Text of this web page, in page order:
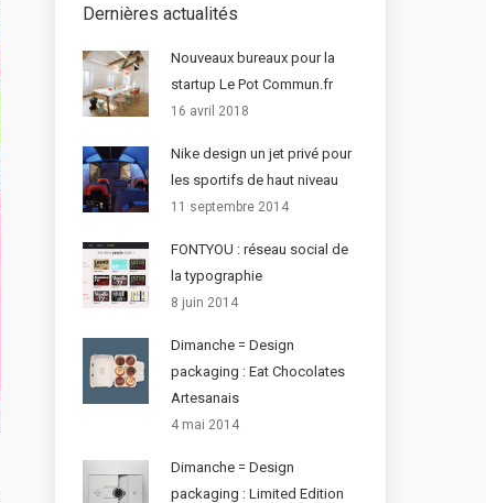
Dernières actualités
Nouveaux bureaux pour la
startup Le Pot Commun.fr
16 avril 2018
Nike design un jet privé pour
les sportifs de haut niveau
11 septembre 2014
FONTYOU : réseau social de
la typographie
8 juin 2014
Dimanche = Design
packaging : Eat Chocolates
Artesanais
4 mai 2014
Dimanche = Design
packaging : Limited Edition